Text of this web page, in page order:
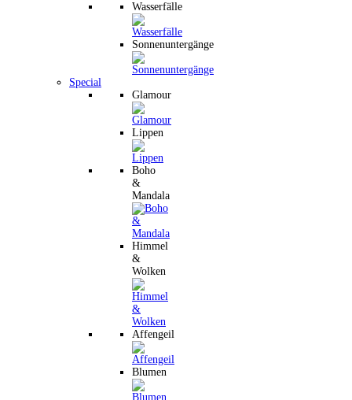
Wasserfälle
Sonnenuntergänge
Special
Glamour
Lippen
Boho
&
Mandala
Himmel
&
Wolken
Affengeil
Blumen